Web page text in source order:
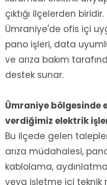
çıktığı ilçelerden
Ümraniye'de ofis içi
pano işleri, data
ve arıza bakım
destek sunar.
Ümraniye bölgesinde
verdiğimiz elektrik
Bu ilçede gelen
arıza müdahalesi,
kablolama,
veya işletme içi teknik